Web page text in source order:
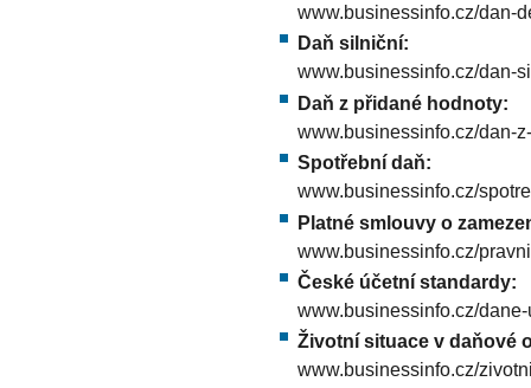
www.businessinfo.cz/dan-
Daň silniční:
www.businessinfo.cz/dan-
Daň z přidané hodnoty:
www.businessinfo.cz/dan-
Spotřební daň:
www.businessinfo.cz/
Platné smlouvy o
www.businessinfo.cz/
České účetní standardy:
www.businessinfo.cz/
Životní situace v daňové
www.businessinfo.cz/